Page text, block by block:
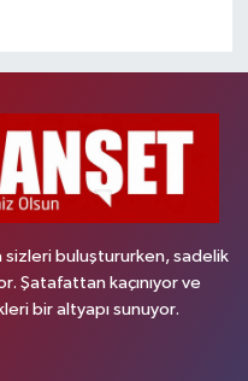
sizleri buluştururken, sadelik
Şatafattan kaçınıyor ve
bir altyapı sunuyor.